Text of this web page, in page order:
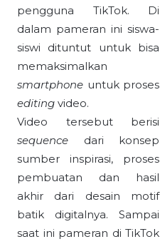
pengguna TikTok. Di
dalam pameran ini siswa-
siswi dituntut untuk bisa
memaksimalkan
smartphone untuk proses
editing video.
Video tersebut berisi
sequence dari konsep
sumber inspirasi, proses
pembuatan dan hasil
akhir dari desain motif
batik digitalnya. Sampai
saat ini pameran di TikTok